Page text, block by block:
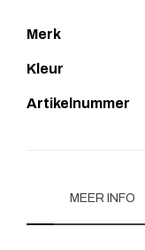
Merk
Kleur
Artikelnummer
MEER INFO